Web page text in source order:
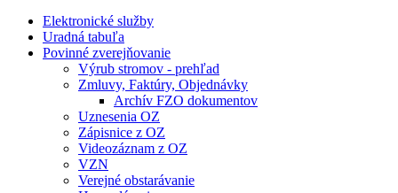
Elektronické služby
Uradná tabuľa
Povinné zverejňovanie
Výrub stromov - prehľad
Zmluvy, Faktúry, Objednávky
Archív FZO dokumentov
Uznesenia OZ
Zápisnice z OZ
Videozáznam z OZ
VZN
Verejné obstarávanie